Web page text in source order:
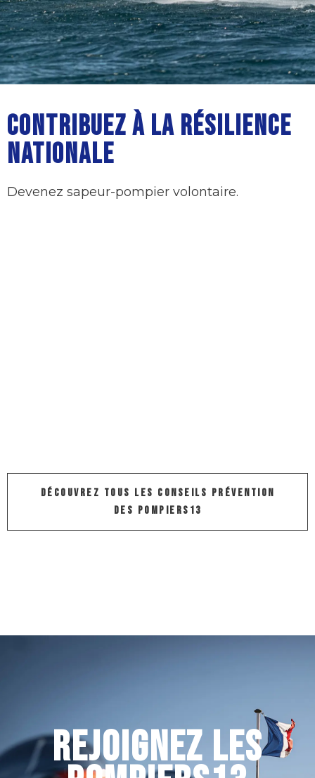
CONTRIBUEZ À LA RÉSILIENCE
NATIONALE
Devenez sapeur-pompier volontaire.
DÉCOUVREZ TOUS LES CONSEILS PRÉVENTION
DES POMPIERS13
REJOIGNEZ LES